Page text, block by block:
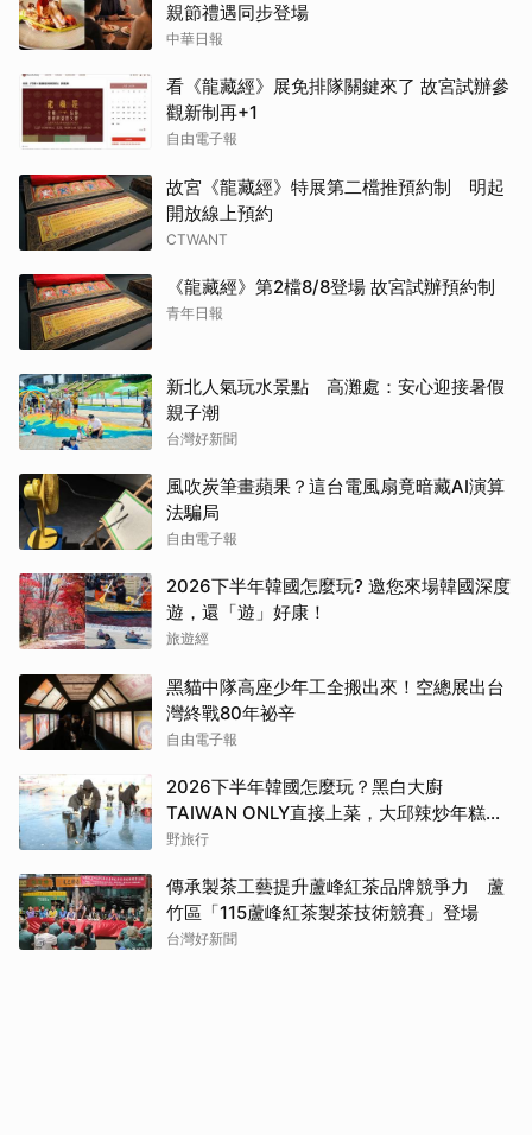
親節禮遇同步登場
中華日報
看《龍藏經》展免排隊關鍵來了 故宮試辦參
觀新制再+1
自由電子報
故宮《龍藏經》特展第二檔推預約制 明起
開放線上預約
CTWANT
《龍藏經》第2檔8/8登場 故宮試辦預約制
青年日報
新北人氣玩水景點 高灘處：安心迎接暑假
親子潮
台灣好新聞
風吹炭筆畫蘋果？這台電風扇竟暗藏AI演算
法騙局
自由電子報
2026下半年韓國怎麼玩? 邀您來場韓國深度
遊，還「遊」好康！
旅遊經
黑貓中隊高座少年工全搬出來！空總展出台
灣終戰80年祕辛
自由電子報
2026下半年韓國怎麼玩？黑白大廚
TAIWAN ONLY直接上菜，大邱辣炒年糕
節、洪川江冬季節接力登場
野旅行
傳承製茶工藝提升蘆峰紅茶品牌競爭力 蘆
竹區「115蘆峰紅茶製茶技術競賽」登場
台灣好新聞